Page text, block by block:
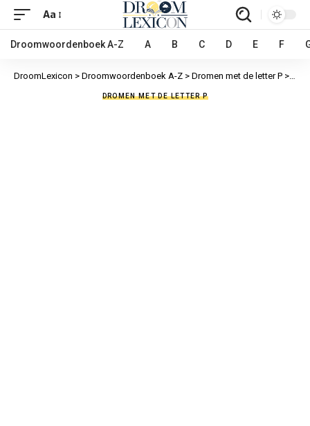
Aa
Droomwoordenboek A-Z A B C D E F
DroomLexicon > Droomwoordenboek A-Z > Dromen met de letter P >
DROMEN MET DE LETTER P